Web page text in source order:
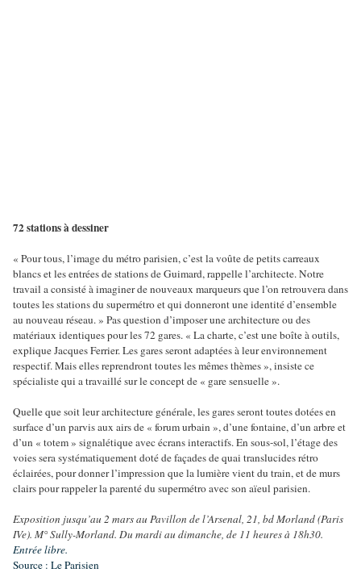
72 stations à dessiner
« Pour tous, l’image du métro parisien, c’est la voûte de petits carreaux
blancs et les entrées de stations de Guimard, rappelle l’architecte. Notre
travail a consisté à imaginer de nouveaux marqueurs que l’on retrouvera dans
toutes les stations du supermétro et qui donneront une identité d’ensemble
au nouveau réseau. » Pas question d’imposer une architecture ou des
matériaux identiques pour les 72 gares. « La charte, c’est une boîte à outils,
explique Jacques Ferrier. Les gares seront adaptées à leur environnement
respectif. Mais elles reprendront toutes les mêmes thèmes », insiste ce
spécialiste qui a travaillé sur le concept de « gare sensuelle ».
Quelle que soit leur architecture générale, les gares seront toutes dotées en
surface d’un parvis aux airs de « forum urbain », d’une fontaine, d’un arbre et
d’un « totem » signalétique avec écrans interactifs. En sous-sol, l’étage des
voies sera systématiquement doté de façades de quai translucides rétro
éclairées, pour donner l’impression que la lumière vient du train, et de murs
clairs pour rappeler la parenté du supermétro avec son aïeul parisien.
Exposition jusqu’au 2 mars au Pavillon de l’Arsenal, 21, bd Morland (Paris
IVe). M° Sully-Morland. Du mardi au dimanche, de 11 heures à 18h30.
Entrée libre.
Source : Le Parisien